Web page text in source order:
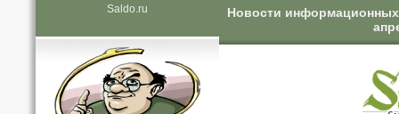
Saldo.ru
Новости информационных